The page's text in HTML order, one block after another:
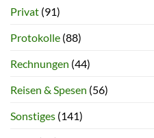
Privat (91)
Protokolle (88)
Rechnungen (44)
Reisen & Spesen (56)
Sonstiges (141)